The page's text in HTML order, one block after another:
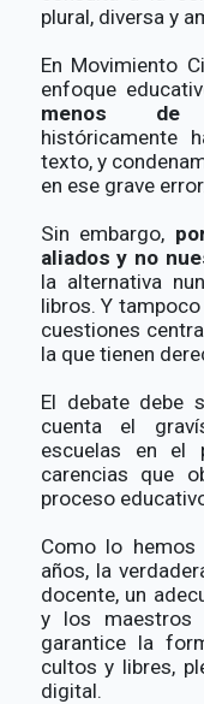
plural, diversa y
En Movimiento
enfoque
menos de
históricamente
texto, y
en ese grave error.
Sin embargo,
aliados y no
la alternativa
libros. Y
cuestiones
la que tienen
El debate debe
cuenta el
escuelas en el
carencias que
proceso
Como lo hemos
años, la
docente, un
y los
garantice la
cultos y libres,
digital.